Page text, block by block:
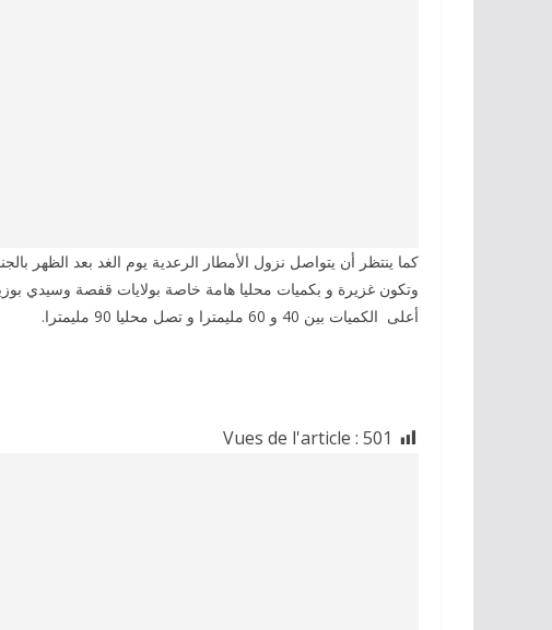
كما ينتظر أن يتواصل نزول الأمطار الرعدية يوم الغد بعد الظهر
وتكون غزيرة و بكميات محليا هامة خاصة بولايات قفصة وسيدي
أعلى الكميات بين 40 و 60 مليمترا و تصل محليا 90 مليمترا.
Vues de l'article : 501